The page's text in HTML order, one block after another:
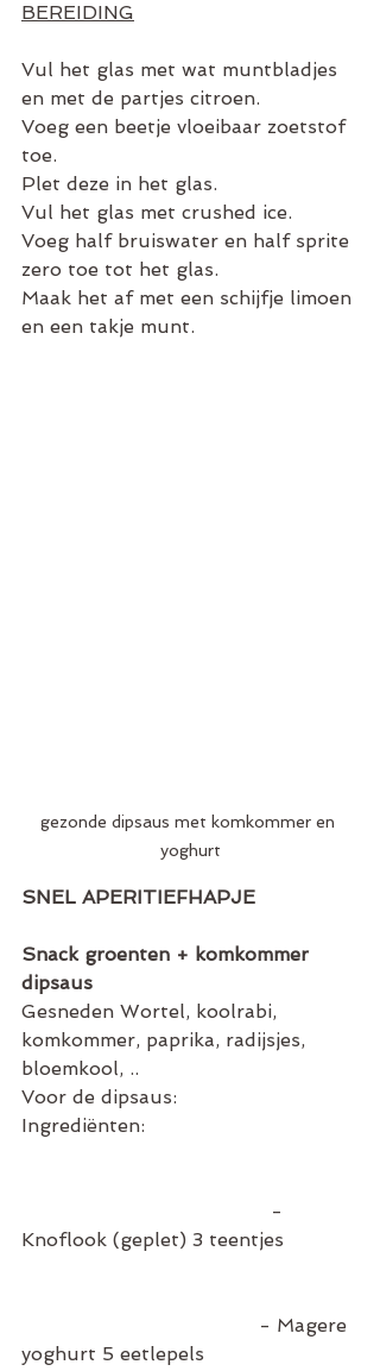
BEREIDING
Vul het glas met wat muntbladjes
en met de partjes citroen.
Voeg een beetje vloeibaar zoetstof
toe.
Plet deze in het glas.
Vul het glas met crushed ice.
Voeg half bruiswater en half sprite
zero toe tot het glas.
Maak het af met een schijfje limoen
en een takje munt.
gezonde dipsaus met komkommer en
yoghurt
SNEL APERITIEFHAPJE
Snack groenten + komkommer
dipsaus
Gesneden Wortel, koolrabi,
komkommer, paprika, radijsjes,
bloemkool, ..
Voor de dipsaus:
Ingrediënten:
                                          -
Knoflook (geplet) 3 teentjes
                                        - Magere
yoghurt 5 eetlepels